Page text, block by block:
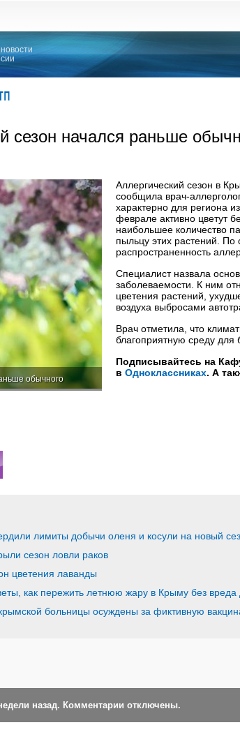
сезон начался раньше
обычного
Аллергический сезон в
сообщила врач-
характерно для региона
феврале активно цветут
наибольшее количество
пыльцу этих растений.
распространенность
Специалист назвала
заболеваемости. К ним
цветения растений,
воздуха выбросами
Врач отметила, что
благоприятную среду для
Подписывайтесь на
в Одноклассниках. А
лимиты добычи оленя и косули на новый
сезон ловли раков
цветения лаванды
как пережить летнюю жару в Крыму без вреда
больницы осуждены за фиктивную
назад. Комментарии отключены.